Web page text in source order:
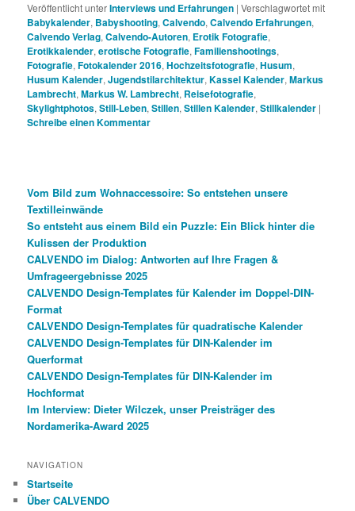
Veröffentlicht unterInterviews und Erfahrungen |Verschlagwortet mit
Babykalender, Babyshooting,Calvendo,Calvendo Erfahrungen,
Calvendo Verlag,Calvendo-Autoren, Erotik Fotografie,
Erotikkalender,erotische Fotografie,Familienshootings,
Fotografie,Fotokalender 2016,Hochzeitsfotografie,Husum,
Husum Kalender,Jugendstilarchitektur,Kassel Kalender,Markus
Lambrecht,Markus W. Lambrecht, Reisefotografie,
Skylightphotos,Still-Leben,Stillen,Stillen Kalender,Stillkalender |
Schreibe einen Kommentar
Vom Bild zum Wohnaccessoire: So entstehen unsere
Textilleinwände
So entsteht aus einem Bild ein Puzzle: Ein Blick hinter die
Kulissen der Produktion
CALVENDO im Dialog: Antworten auf Ihre Fragen &
Umfrageergebnisse 2025
CALVENDO Design-Templates für Kalender im Doppel-DIN-
Format
CALVENDO Design-Templates für quadratische Kalender
CALVENDO Design-Templates für DIN-Kalender im
Querformat
CALVENDO Design-Templates für DIN-Kalender im
Hochformat
Im Interview: Dieter Wilczek, unser Preisträger des
Nordamerika-Award 2025
NAVIGATION
Startseite
Über CALVENDO